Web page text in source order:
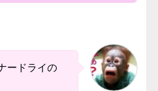
ードライの